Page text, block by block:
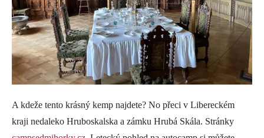
A kdeže tento krásný kemp najdete? No přeci v Libereckém
kraji nedaleko Hruboskalska a zámku Hrubá Skála. Stránky